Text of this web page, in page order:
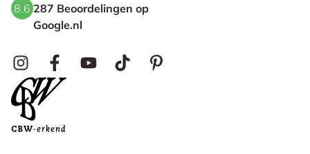
8.6 287 Beoordelingen op
Google.nl